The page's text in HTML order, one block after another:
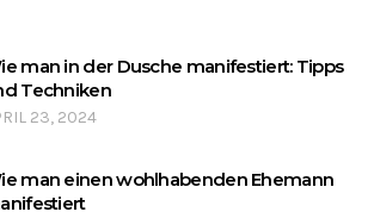
man in der Dusche manifestiert: Tipps
Techniken
23, 2024
man einen wohlhabenden Ehemann